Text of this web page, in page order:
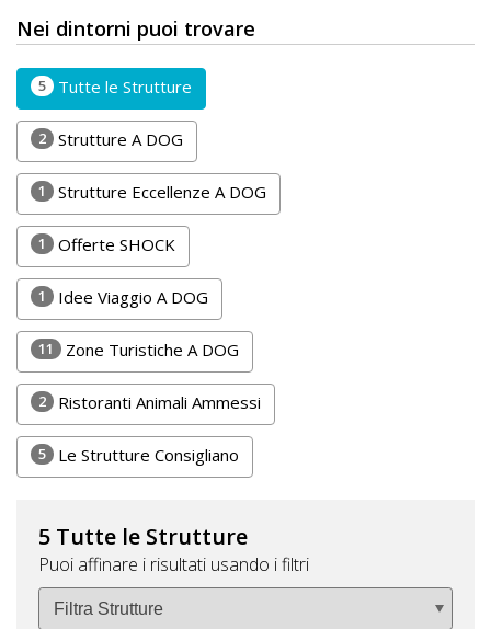
Lavora
con
Noi
Inserisci
Attività
Accedi
Registrati
Nei dintorni puoi trovare
5 Tutte le Strutture
2 Strutture A DOG
1 Strutture Eccellenze A DOG
1 Offerte SHOCK
1 Idee Viaggio A DOG
11 Zone Turistiche A DOG
2 Ristoranti Animali Ammessi
5 Le Strutture Consigliano
5 Tutte le Strutture
Puoi affinare i risultati usando i filtri